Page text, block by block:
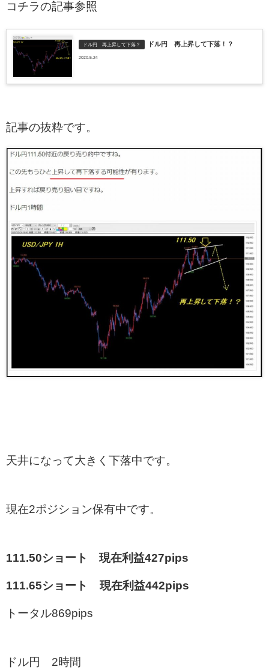
コチラの記事参照
ドル円 再上昇して下落？ ドル円 再上昇して下落！？
2020.5.24
記事の抜粋です。
天井になって大きく下落中です。
現在2ポジション保有中です。
111.50ショート 現在利益427pips
111.65ショート 現在利益442pips
トータル869pips
ドル円 2時間